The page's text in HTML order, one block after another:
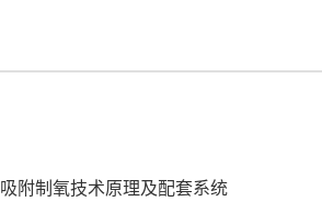
附制氧技术原理及配套系统